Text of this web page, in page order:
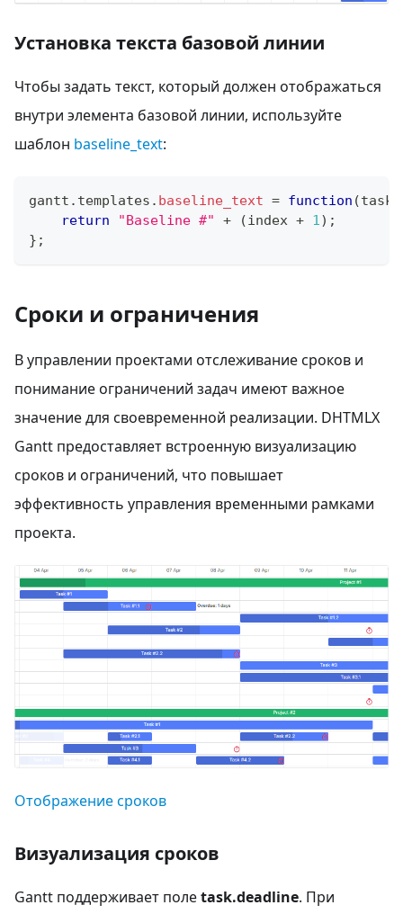
Установка текста базовой линии
Чтобы задать текст, который должен отображаться
внутри элемента базовой линии, используйте
шаблон baseline_text:
gantt . templates . baseline_text = function (task
return
"Baseline #" + (index + 1) ;
} ;
Сроки и ограничения
В управлении проектами отслеживание сроков и
понимание ограничений задач имеют важное
значение для своевременной реализации. DHTMLX
Gantt предоставляет встроенную визуализацию
сроков и ограничений, что повышает
эффективность управления временными рамками
проекта.
Отображение сроков
Визуализация сроков
Gantt поддерживает полеtask.deadline. При